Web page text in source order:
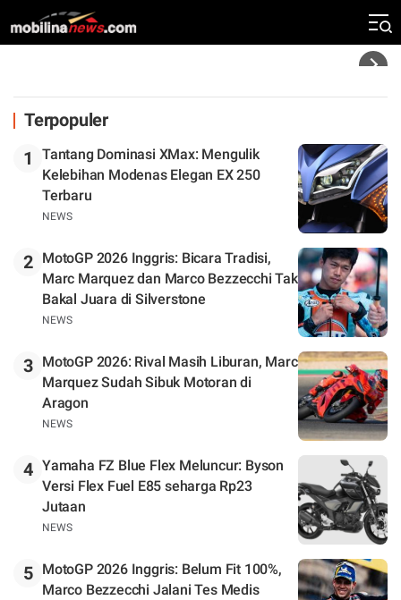
Tinggal Tunggu Beberapa Kursi Lagi
Terpopuler
1
Tantang Dominasi XMax: Mengulik
Kelebihan Modenas Elegan EX 250
Terbaru
NEWS
2
MotoGP 2026 Inggris: Bicara Tradisi,
Marc Marquez dan Marco Bezzecchi Tak
Bakal Juara di Silverstone
NEWS
3
MotoGP 2026: Rival Masih Liburan, Marc
Marquez Sudah Sibuk Motoran di
Aragon
NEWS
4 Yamaha FZ Blue Flex Meluncur: Byson
Versi Flex Fuel E85 seharga Rp23
Jutaan
NEWS
5
MotoGP 2026 Inggris: Belum Fit 100%,
Marco Bezzecchi Jalani Tes Medis